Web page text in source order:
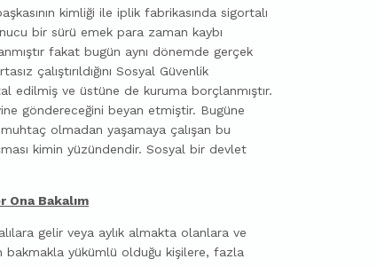
kimliği ile iplik fabrikasında sigortalı
bir sürü emek para zaman kaybı
fakat bugün aynı dönemde gerçek
çalıştırıldığını Sosyal Güvenlik
edilmiş ve üstüne de kuruma borçlanmıştır.
göndereceğini beyan etmiştir. Bugüne
olmadan yaşamaya çalışan bu
kimin yüzündendir. Sosyal bir devlet
Ona Bakalım
gelir veya aylık almakta olanlara ve
bakmakla yükümlü olduğu kişilere, fazla